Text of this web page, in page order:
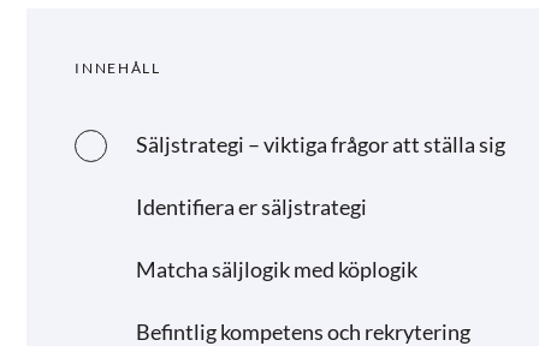
INNEHÅLL
Säljstrategi – viktiga frågor att ställa sig
Identifiera er säljstrategi
Matcha säljlogik med köplogik
Befintlig kompetens och rekrytering